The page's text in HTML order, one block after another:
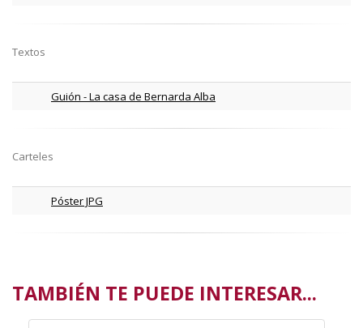
Textos
Guión - La casa de Bernarda Alba
Carteles
Póster JPG
TAMBIÉN TE PUEDE INTERESAR...